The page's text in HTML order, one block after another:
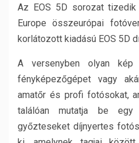
Az EOS 5D sorozat tizedik
Europe összeurópai
korlátozott kiadású EOS 5D
A versenyben olyan kép
fényképezőgépet vagy
amatőr és profi fotósokat,
találóan mutatja be
győzteseket díjnyertes